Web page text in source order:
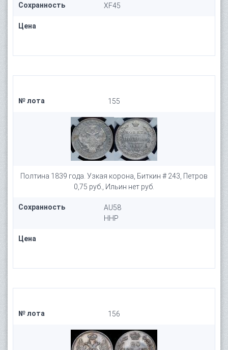
Сохранность XF45
Цена
№ лота 155
Полтина 1839 года. Узкая корона, Биткин # 243, Петров
0,75 руб., Ильин нет руб.
Сохранность
AU58
HHP
Цена
№ лота 156